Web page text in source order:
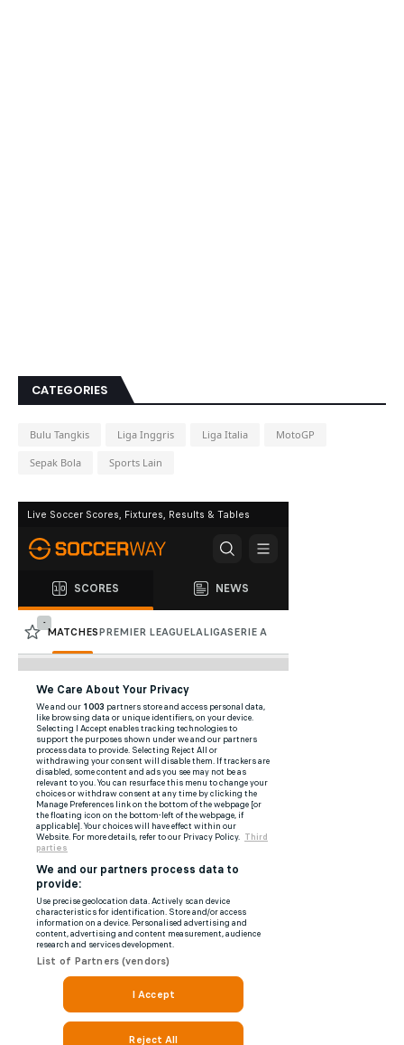
CATEGORIES
Bulu Tangkis Liga Inggris Liga Italia MotoGP
Sepak Bola Sports Lain